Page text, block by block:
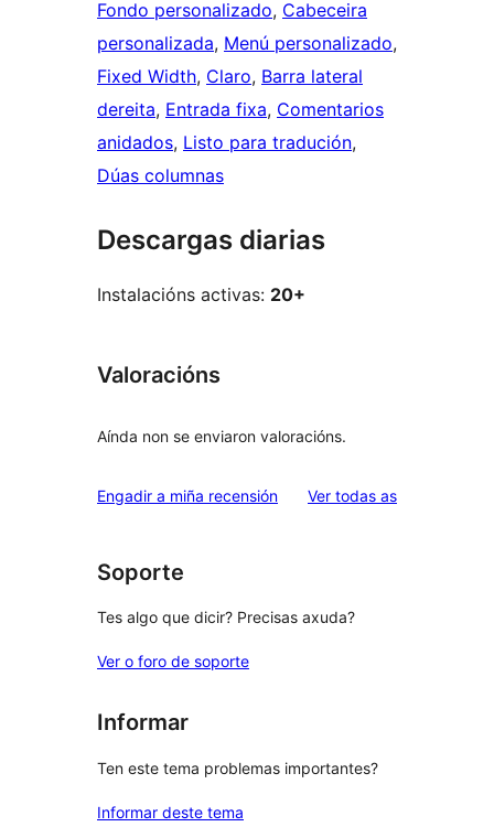
Fondo personalizado, Cabeceira
personalizada, Menú personalizado
Fixed Width, Claro, Barra lateral
dereita, Entrada fixa, Comentarios
anidados, Listo para tradución
Dúas columnas
Descargas diarias
Instalacións activas: 20+
Valoracións
Aínda non se enviaron valoracións.
Engadir a miña recensión Ver todas asvaloracións
Soporte
Tes algo que dicir? Precisas axuda?
Ver o foro de soporte
Informar
Ten este tema problemas importantes?
Informar deste tema